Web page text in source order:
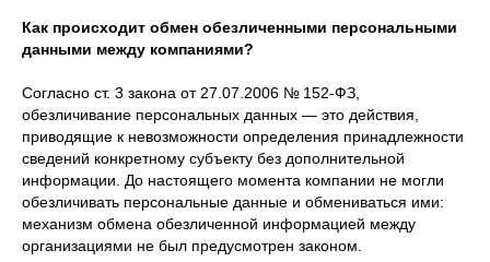
Как происходит обмен обезличенными персональными
данными между компаниями?
Согласно ст. 3 закона от 27.07.2006 № 152-ФЗ,
обезличивание персональных данных — это действия,
приводящие к невозможности определения принадлежности
сведений конкретному субъекту без дополнительной
информации. До настоящего момента компании не могли
обезличивать персональные данные и обмениваться ими:
механизм обмена обезличенной информацией между
организациями не был предусмотрен законом.